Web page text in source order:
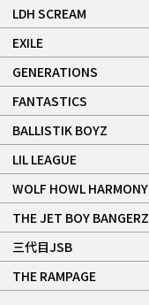
LDH SCREAM
記事
EXILE
記事
GENERATIONS
記事
FANTASTICS
記事
BALLISTIK BOYZ
記事
LIL LEAGUE
記事
WOLF HOWL HARMONY
記事
THE JET BOY BANGERZ
記事
三代目JSB
記事
THE RAMPAGE
記事